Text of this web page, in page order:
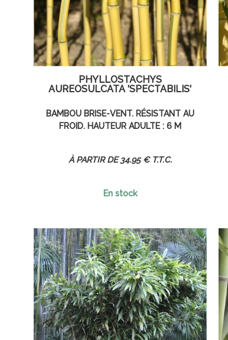
PHYLLOSTACHYS
AUREOSULCATA 'SPECTABILIS'
BAMBOU BRISE-VENT. RÉSISTANT AU
FROID. HAUTEUR ADULTE : 6 M
34.95 € T.T.C.
En stock